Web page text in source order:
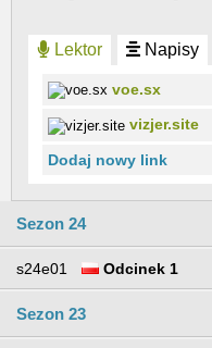
Lektor Napisy
voe.sx
vizjer.site
Dodaj nowy link
Sezon 24
s24e01 Odcinek 1
Sezon 23